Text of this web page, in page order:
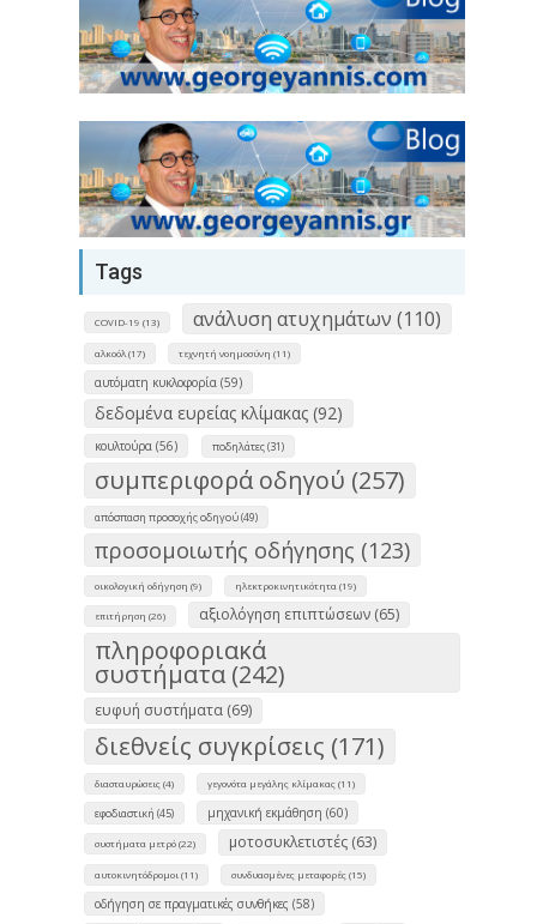
Tags
COVID-19 (13) ανάλυση ατυχημάτων (110)
αλκοόλ (17) τεχνητή νοημοσύνη (11)
αυτόματη κυκλοφορία (59)
δεδομένα ευρείας κλίμακας (92)
κουλτούρα (56) ποδηλάτες (31)
συμπεριφορά οδηγού (257)
απόσπαση προσοχής οδηγού (49)
προσομοιωτής οδήγησης (123)
οικολογική οδήγηση (9) ηλεκτροκινητικότητα (19)
επιτήρηση (26) αξιολόγηση επιπτώσεων (65)
πληροφοριακά
συστήματα (242)
ευφυή συστήματα (69)
διεθνείς συγκρίσεις (171)
διασταυρώσεις (4) γεγονότα μεγάλης κλίμακας (11)
εφοδιαστική (45) μηχανική εκμάθηση (60)
συστήματα μετρό (22) μοτοσυκλετιστές (63)
αυτοκινητόδρομοι (11) συνδυασμένες μεταφορές (15)
οδήγηση σε πραγματικές συνθήκες (58)